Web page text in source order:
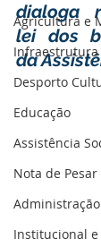
Agricultura e
Infraestrutura
Desporto
Educação
Assistência
Nota de Pesar
Institucional e
dialoga
lei dos
da